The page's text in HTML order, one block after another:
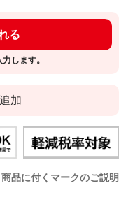
る
します。
加
商品に付くマークのご説明